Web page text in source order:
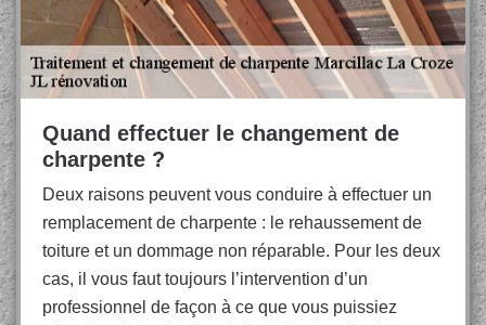
Quand effectuer le changement de
charpente ?
Deux raisons peuvent vous conduire à effectuer un
remplacement de charpente : le rehaussement de
toiture et un dommage non réparable. Pour les deux
cas, il vous faut toujours l’intervention d’un
professionnel de façon à ce que vous puissiez